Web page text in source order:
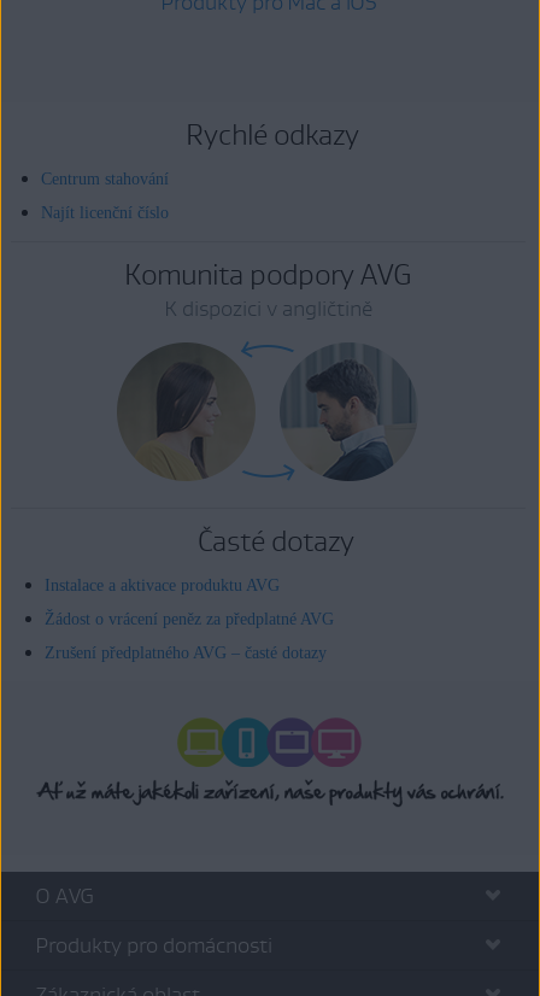
Rychlé odkazy
Centrum stahování
Najít licenční číslo
Komunita podpory AVG
K dispozici v angličtině
Časté dotazy
Instalace a aktivace produktu AVG
Žádost o vrácení peněz za předplatné AVG
Zrušení předplatného AVG – časté dotazy
O AVG
Produkty pro domácnosti